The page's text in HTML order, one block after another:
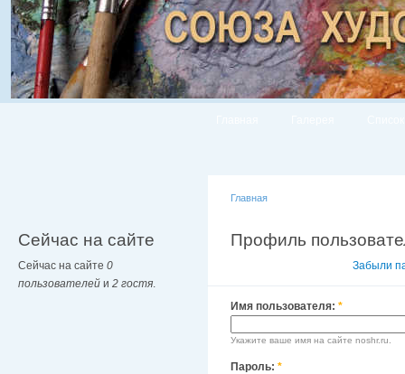
Сейчас на сайте
Сейчас на сайте 0
пользователей и 2 гостя.
Главная
Профиль
Забыли
Имя пользователя: *
Укажите ваше имя на сайте noshr.ru.
Пароль: *